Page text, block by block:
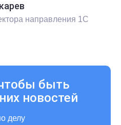
направления 1С
быть
новостей
делу